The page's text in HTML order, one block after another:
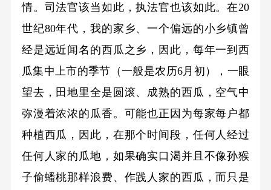
情。司法官该当如此，执法官也该如此。在20
世纪80年代，我的家乡、一个偏远的小乡镇曾
经是远近闻名的西瓜之乡，因此，每年一到西
瓜集中上市的季节（一般是农历6月初），一眼
望去，田地里全是圆滚、成熟的西瓜，空气中
弥漫着浓浓的瓜香。可能也正因为每家每户都
种植西瓜，因此，在那个时间段，任何人经过
任何人家的瓜地，如果确实口渴并且不像孙猴
子偷蟠桃那样浪费、作践人家的西瓜，而只是